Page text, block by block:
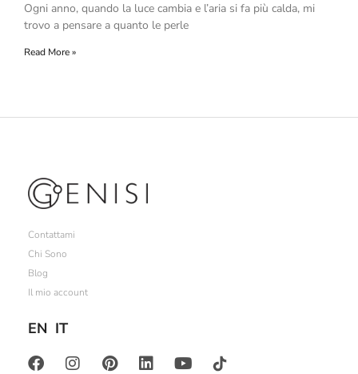
Ogni anno, quando la luce cambia e l’aria si fa più calda, mi
trovo a pensare a quanto le perle
Read More »
Contattami
Chi Sono
Blog
Il mio account
EN IT